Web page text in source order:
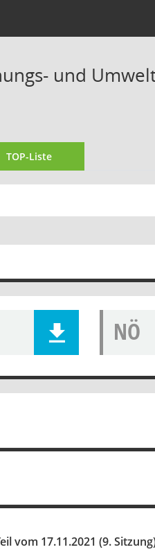
und
TOP-Liste
NÖ
vom 17.11.2021 (9.